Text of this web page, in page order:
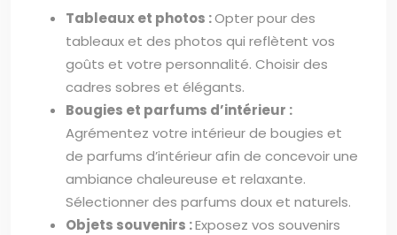
Tableaux et photos :Opter pour des
tableaux et des photos qui reflètent vos
goûts et votre personnalité. Choisir des
cadres sobres et élégants.
Bougies et parfums d’intérieur :
Agrémentez votre intérieur de bougies et
de parfums d’intérieur afin de concevoir une
ambiance chaleureuse et relaxante.
Sélectionner des parfums doux et naturels.
Objets souvenirs :Exposez vos souvenirs